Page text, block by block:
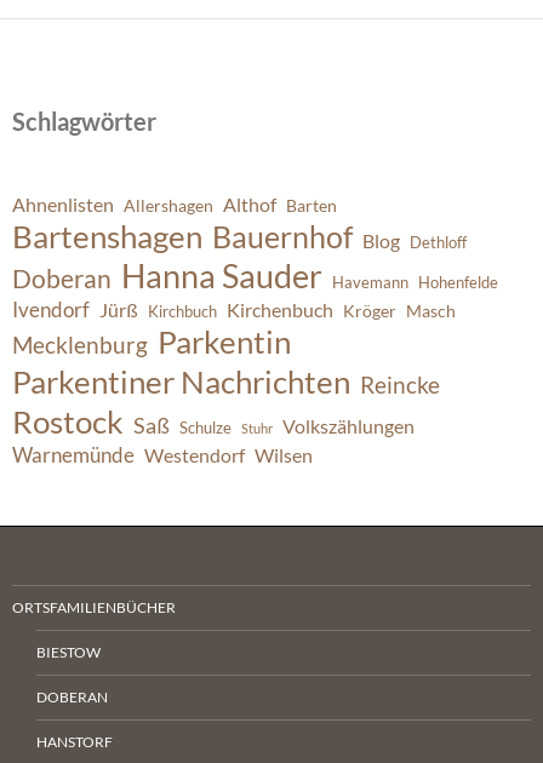
Schlagwörter
Ahnenlisten Allershagen Althof Barten
Bartenshagen Bauernhof Blog Dethloff
Doberan Hanna Sauder Havemann Hohenfelde
Ivendorf Jürß Kirchbuch Kirchenbuch Kröger Masch
Mecklenburg Parkentin
Parkentiner Nachrichten Reincke
Rostock Saß Schulze Stuhr Volkszählungen
Warnemünde Westendorf Wilsen
ORTSFAMILIENBÜCHER
BIESTOW
DOBERAN
HANSTORF